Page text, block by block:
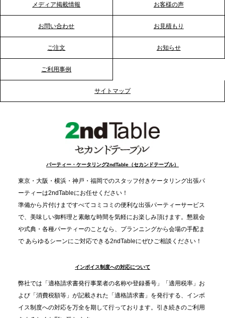
2026.1.20
る？「恵方巻きケータリング」で、社内コミュニケ
ーションを活性化
2025.12.12
事提供を実施へ
TBS「Nスタ」で、2ndTable「1DISH」が紹介され
2025.11.21
プレスリリースのご案内｜忘年会は“移動時間ゼロ
分”の時代へ。法人注文が前年比5倍に伸びた「宅配
オードブル」が提案する、新しい乾杯文化
プレスリリースのご案内｜職場で完結する“忘年会・
納会ケータリング”が人気。幹事負担を軽減し、社内
コミュニケーションを促進
メディア掲載情報 お客様の声
お問い合わせ お見積もり
ご注文 お知らせ
ご利用事例
サイトマップ
パーティー・ケータリング2ndTable（セカンドテーブル）
東京・大阪・横浜・神戸・福岡でのスタッフ付きケータリング出張パ
ーティーは2ndTableにお任せください！
準備から片付けまですべてコミコミの便利な出張パーティーサービス
で、美味しい御料理と素敵な時間を気軽にお楽しみ頂けます。懇親会
や式典・各種パーティーのことなら、プランニングから会場の手配ま
で あらゆるシーンにご対応できる2ndTableにぜひご相談ください！
インボイス制度への対応について
弊社では「適格請求書発行事業者の名称や登録番号」「適用税率」お
よび「消費税額等」が記載された「適格請求書」を発行する、インボ
イス制度への対応を万全を期して行っております。引き続きのご利用